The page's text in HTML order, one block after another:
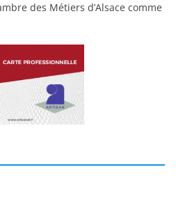
des Métiers d’Alsace comme